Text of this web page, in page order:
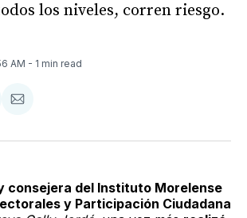
los niveles, corren riesgo.
AM - 1 min read
Compartir
Email
consejera del Instituto Morelense
y Participación Ciudadana